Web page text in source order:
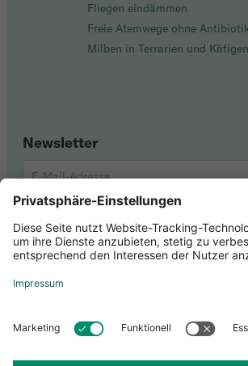
Fliegen eindämmen
Freie Atemwege ohne
Milben in Terrarien und Käfigen
Newsletter
Youtube
Zertifizierungen